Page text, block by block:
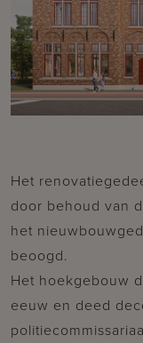
Het
door behoud van
het
beoogd.
Het hoekgebouw
eeuw en deed